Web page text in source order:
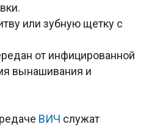
или зубную щетку с
от инфицированной
вынашивания и
ВИЧ служат